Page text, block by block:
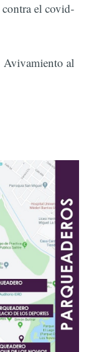
el covid-
Avivamiento al